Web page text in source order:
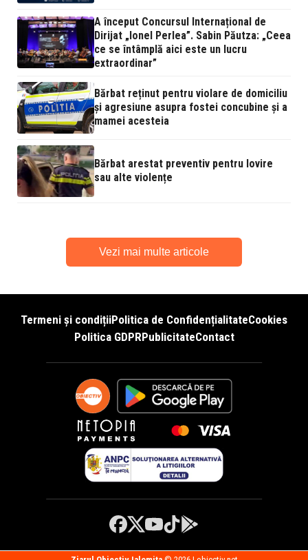
A început Concursul Internațional de
Dirijat „Ionel Perlea”. Sabin Păutza: „Ceea
ce se întâmplă aici este un lucru
extraordinar”
Bărbat reținut pentru violare de domiciliu
și agresiune asupra fostei concubine și a
mamei acesteia
Bărbat arestat preventiv pentru lovire
sau alte violențe
Vezi mai multe articole
Termeni și condițiiPolitica de ConfidențialitateCookies
Politica GDPRPublicitateContact